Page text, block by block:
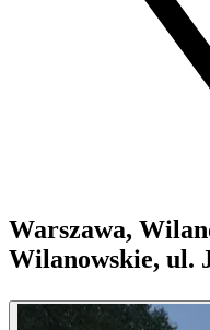
Warszawa,
Wilanowskie, ul.